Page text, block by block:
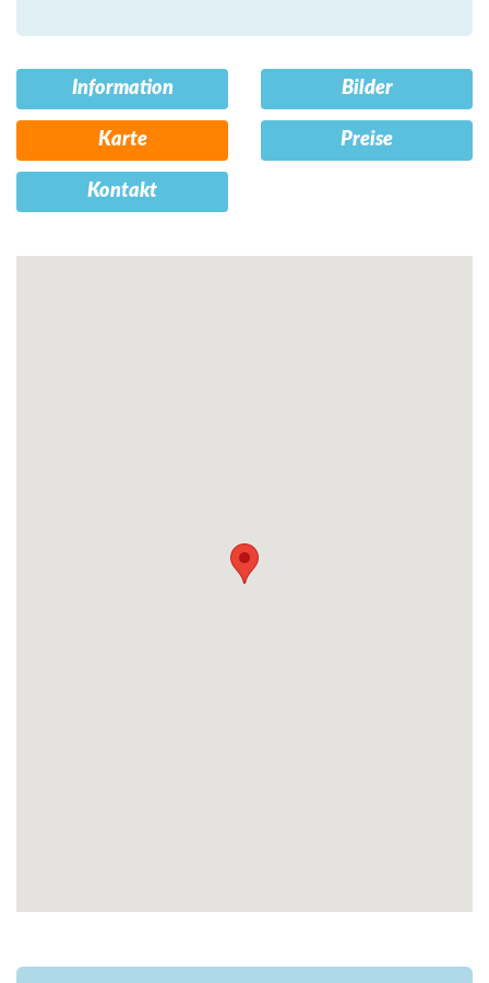
Information Bilder
Karte Preise
Kontakt